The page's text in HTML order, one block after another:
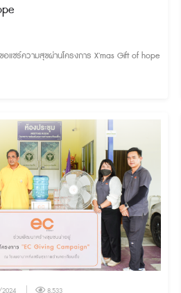
แชร์ความสุขผ่านโครงการ X'mas Gift of hope
8,533